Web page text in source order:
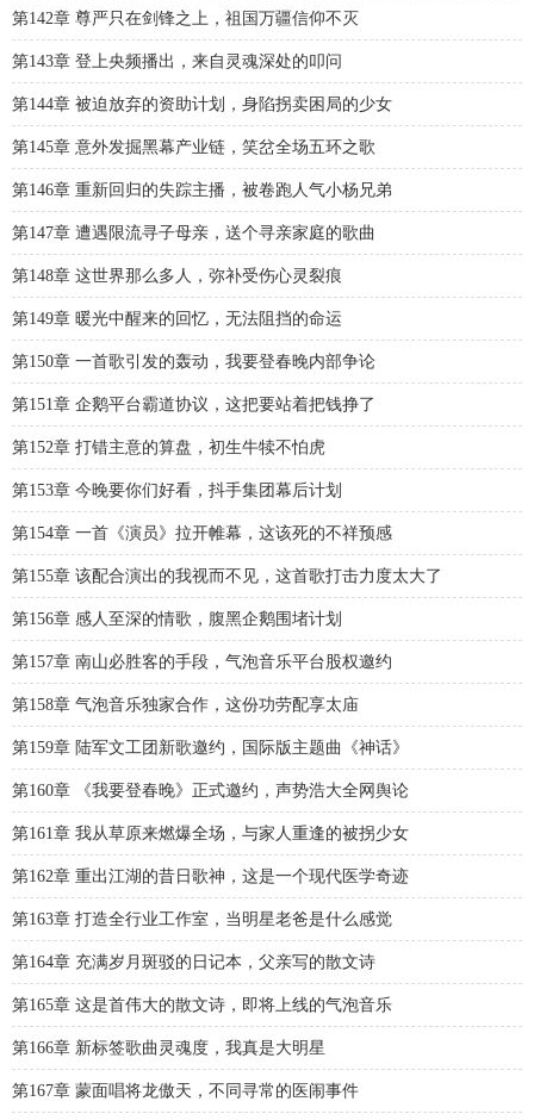
第142章 尊严只在剑锋之上，祖国万疆信仰不灭
第143章 登上央频播出，来自灵魂深处的叩问
第144章 被迫放弃的资助计划，身陷拐卖困局的少女
第145章 意外发掘黑幕产业链，笑岔全场五环之歌
第146章 重新回归的失踪主播，被卷跑人气小杨兄弟
第147章 遭遇限流寻子母亲，送个寻亲家庭的歌曲
第148章 这世界那么多人，弥补受伤心灵裂痕
第149章 暖光中醒来的回忆，无法阻挡的命运
第150章 一首歌引发的轰动，我要登春晚内部争论
第151章 企鹅平台霸道协议，这把要站着把钱挣了
第152章 打错主意的算盘，初生牛犊不怕虎
第153章 今晚要你们好看，抖手集团幕后计划
第154章 一首《演员》拉开帷幕，这该死的不祥预感
第155章 该配合演出的我视而不见，这首歌打击力度太大了
第156章 感人至深的情歌，腹黑企鹅围堵计划
第157章 南山必胜客的手段，气泡音乐平台股权邀约
第158章 气泡音乐独家合作，这份功劳配享太庙
第159章 陆军文工团新歌邀约，国际版主题曲《神话》
第160章 《我要登春晚》正式邀约，声势浩大全网舆论
第161章 我从草原来燃爆全场，与家人重逢的被拐少女
第162章 重出江湖的昔日歌神，这是一个现代医学奇迹
第163章 打造全行业工作室，当明星老爸是什么感觉
第164章 充满岁月斑驳的日记本，父亲写的散文诗
第165章 这是首伟大的散文诗，即将上线的气泡音乐
第166章 新标签歌曲灵魂度，我真是大明星
第167章 蒙面唱将龙傲天，不同寻常的医闹事件